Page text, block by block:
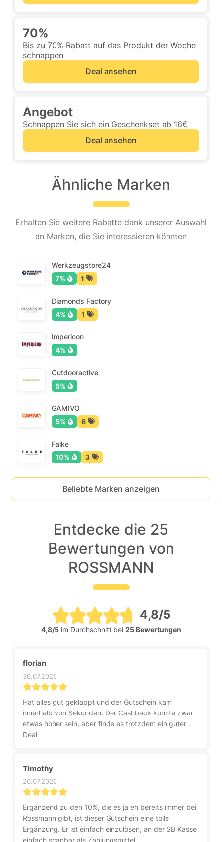
70%
Bis zu 70% Rabatt auf das Produkt der Woche
schnappen
Deal ansehen
Angebot
Schnappen Sie sich ein Geschenkset ab 16€
Deal ansehen
Ähnliche Marken
Erhalten Sie weitere Rabatte dank unserer Auswahl
an Marken, die Sie interessieren könnten
Werkzeugstore24
7%
1
Diamonds Factory
4%
1
Impericon
4%
Outdooractive
5%
GAMIVO
5%
6
Falke
10%
3
Beliebte Marken anzeigen
Entdecke die 25
Bewertungen von
ROSSMANN
4,8/5
4,8/5im Durchschnitt bei 25 Bewertungen
florian
30.07.2026
Hat alles gut geklappt und der Gutschein kam
innerhalb von Sekunden. Der Cashback konnte zwar
etwas hoher sein, aber finde es trotzdem ein guter
Deal
Timothy
20.07.2026
Ergänzend zu den 10%, die es ja eh bereits immer bei
Rossmann gibt, ist dieser Gutschein eine tolle
Ergänzung. Er ist einfach einzulösen, an der SB Kasse
einfach scanbar als Zahlungsmittel.